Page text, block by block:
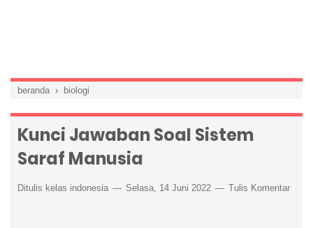
beranda › biologi
Kunci Jawaban Soal Sistem
Saraf Manusia
Ditulis kelas indonesia Selasa, 14 Juni 2022 Tulis Komentar